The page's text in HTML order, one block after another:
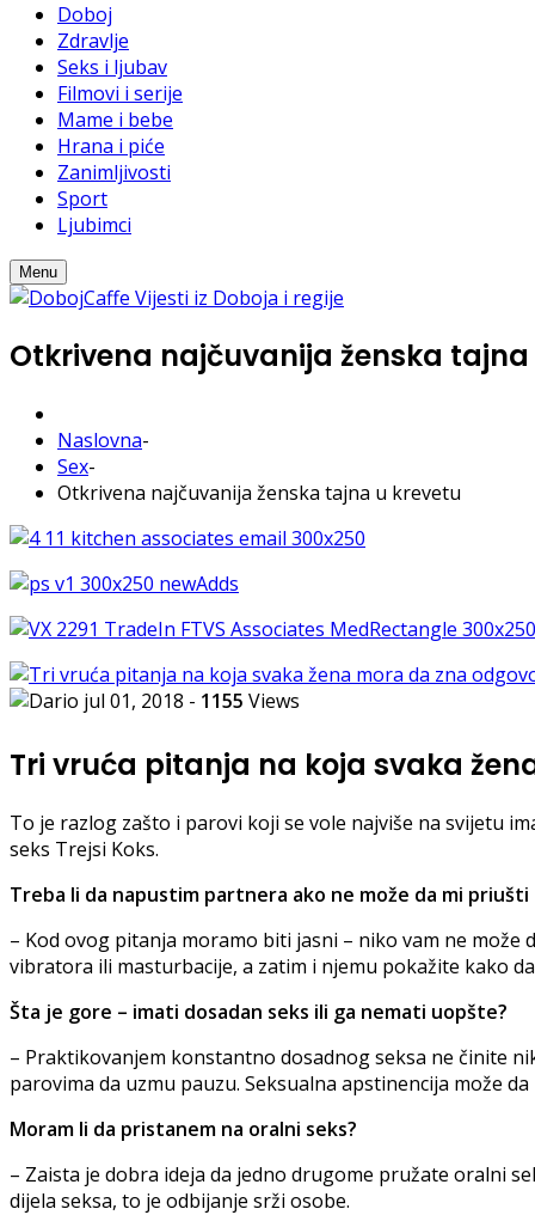
Doboj
Zdravlje
Seks i ljubav
Filmovi i serije
Mame i bebe
Hrana i piće
Zanimljivosti
Sport
Ljubimci
Menu
Otkrivena najčuvanija ženska
Naslovna-
Sex-
Otkrivena najčuvanija ženska tajna u krevetu
jul 01, 2018 - 1155 Views
Tri vruća pitanja na koja svaka
To je razlog zašto i parovi koji se vole najviše na svijetu
seks Trejsi Koks.
Treba li da napustim partnera ako ne može da mi priušti
– Kod ovog pitanja moramo biti jasni – niko vam ne
vibratora ili masturbacije, a zatim i njemu pokažite kako
Šta je gore – imati dosadan seks ili ga nemati uopšte?
– Praktikovanjem konstantno dosadnog seksa ne činite
parovima da uzmu pauzu. Seksualna apstinencija može
Moram li da pristanem na oralni seks?
– Zaista je dobra ideja da jedno drugome pružate oralni
dijela seksa, to je odbijanje srži osobe.